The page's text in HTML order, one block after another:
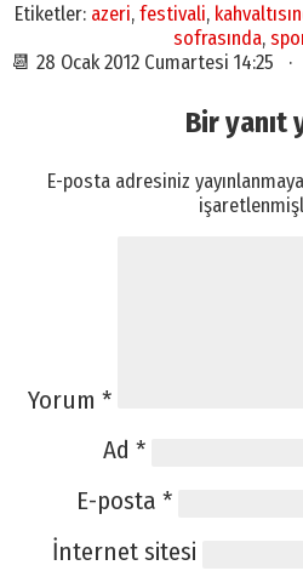
Etiketler: azeri,festivali,
sofrasında,
📆 28 Ocak 2012 Cumartesi 14:25
Bir yanıt
E-posta adresiniz
Yorum *
Ad *
E-posta *
İnternet sitesi